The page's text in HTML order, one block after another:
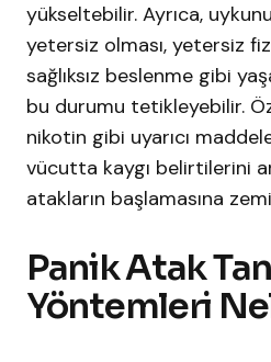
yükseltebilir. Ayrıca,
yetersiz olması, yetersiz
sağlıksız beslenme gibi
bu durumu tetikleyebilir.
nikotin gibi uyarıcı
vücutta kaygı belirtilerini
atakların başlamasına
Panik Atak
Yöntemleri